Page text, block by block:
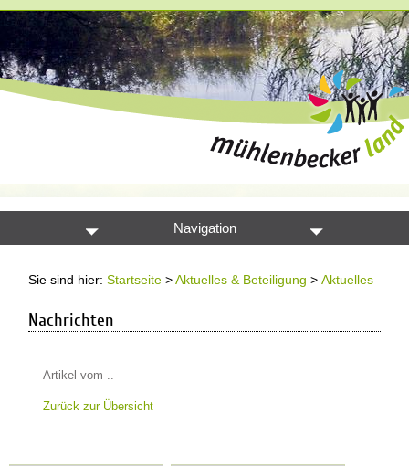
Navigation
Sie sind hier:Startseite >Aktuelles & Beteiligung >Aktuelles
Nachrichten
Artikel vom ..
Zurück zur Übersicht